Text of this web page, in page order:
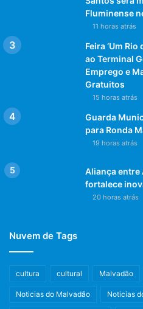
Fluminense
11 horas atrás
Feira ‘Um
ao Terminal
Emprego e
Gratuitos
15 horas atrás
Guarda
para Ronda
19 horas atrás
Aliança entre
fortalece
20 horas atrás
Nuvem de Tags
cultura cultural Malvadão
Noticias do Malvadão Noticias